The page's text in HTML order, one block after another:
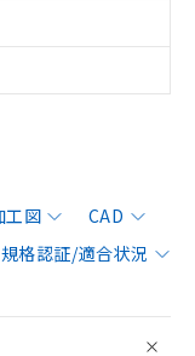
工図
CAD
規格認証/適合状況